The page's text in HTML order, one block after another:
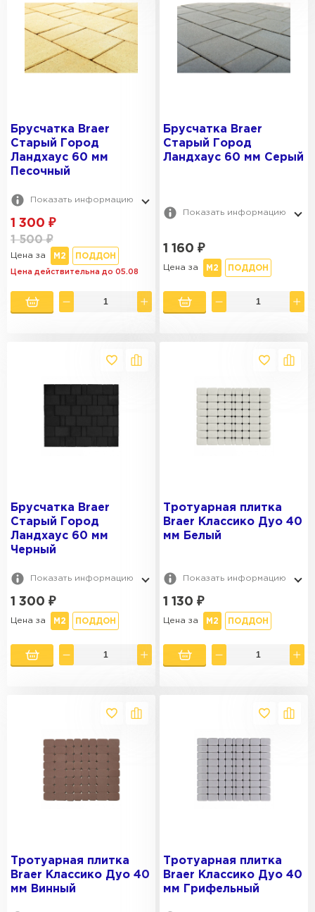
Брусчатка Braer
Старый Город
Ландхаус 60 мм
Песочный
Показать информацию
1 300 ₽
1 500₽
Цена за М2 ПОДДОН
Цена действительна до 05.08
Брусчатка Braer
Старый Город
Ландхаус 60 мм Серый
Показать информацию
1 160 ₽
Цена за М2 ПОДДОН
Брусчатка Braer
Старый Город
Ландхаус 60 мм
Черный
Показать информацию
1 300 ₽
Цена за М2 ПОДДОН
Тротуарная плитка
Braer Классико Дуо 40
мм Белый
Показать информацию
1 130 ₽
Цена за М2 ПОДДОН
Тротуарная плитка
Braer Классико Дуо 40
мм Винный
Тротуарная плитка
Braer Классико Дуо 40
мм Грифельный